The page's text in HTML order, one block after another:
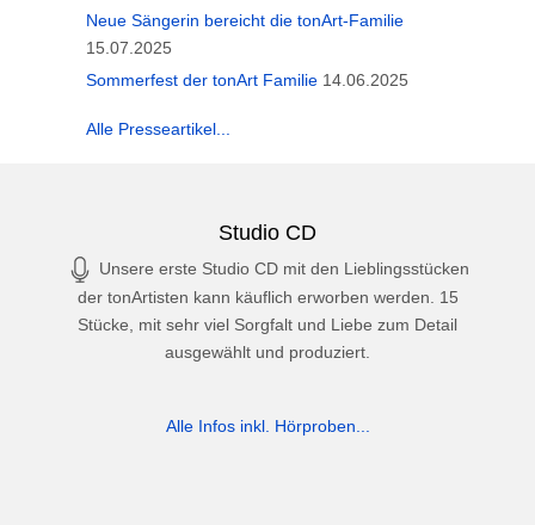
Neue Sängerin bereicht die tonArt-Familie
15.07.2025
Sommerfest der tonArt Familie 14.06.2025
Alle Presseartikel...
Studio CD
Unsere erste Studio CD mit den Lieblingsstücken
der tonArtisten kann käuflich erworben werden. 15
Stücke, mit sehr viel Sorgfalt und Liebe zum Detail
ausgewählt und produziert.
Alle Infos inkl. Hörproben...